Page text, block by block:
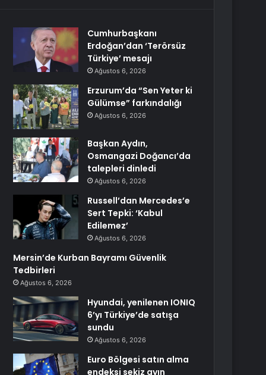
Cumhurbaşkanı
Erdoğan’dan ‘Terörsüz
Türkiye’ mesajı
Ağustos 6, 2026
Erzurum’da “Sen Yeter ki
Gülümse” farkındalığı
Ağustos 6, 2026
Başkan Aydın,
Osmangazi Doğancı’da
talepleri dinledi
Ağustos 6, 2026
Russell’dan Mercedes’e
Sert Tepki: ‘Kabul
Edilemez’
Ağustos 6, 2026
Mersin’de Kurban Bayramı Güvenlik
Tedbirleri
Ağustos 6, 2026
Hyundai, yenilenen IONIQ
6’yı Türkiye’de satışa
sundu
Ağustos 6, 2026
Euro Bölgesi satın alma
endeksi sekiz ayın